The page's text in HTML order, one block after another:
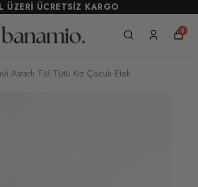
ÜZERİ ÜCRETSİZ KARGO
0
Astarlı Tül Tütü Kız Çocuk Etek